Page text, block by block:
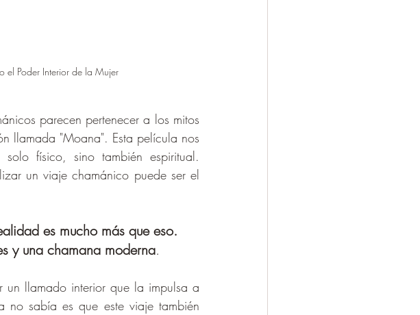
el Poder Interior de la Mujer
parecen pertenecer a los mitos
llamada "Moana". Esta película nos
físico, sino también espiritual.
un viaje chamánico puede ser el
es mucho más que eso.
y una chamana moderna.
un llamado interior que la impulsa a
no sabía es que este viaje también